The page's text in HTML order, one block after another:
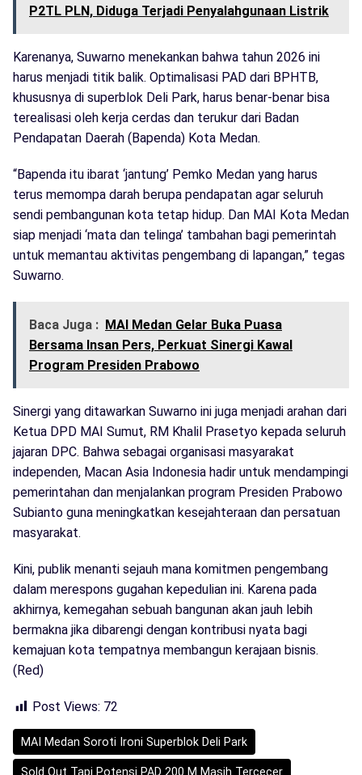
P2TL PLN, Diduga Terjadi Penyalahgunaan Listrik
Karenanya, Suwarno menekankan bahwa tahun 2026 ini
harus menjadi titik balik. Optimalisasi PAD dari BPHTB,
khususnya di superblok Deli Park, harus benar-benar bisa
terealisasi oleh kerja cerdas dan terukur dari Badan
Pendapatan Daerah (Bapenda) Kota Medan.
“Bapenda itu ibarat ‘jantung’ Pemko Medan yang harus
terus memompa darah berupa pendapatan agar seluruh
sendi pembangunan kota tetap hidup. Dan MAI Kota Medan
siap menjadi ‘mata dan telinga’ tambahan bagi pemerintah
untuk memantau aktivitas pengembang di lapangan,” tegas
Suwarno.
Baca Juga : MAI Medan Gelar Buka Puasa
Bersama Insan Pers, Perkuat Sinergi Kawal
Program Presiden Prabowo
Sinergi yang ditawarkan Suwarno ini juga menjadi arahan dari
Ketua DPD MAI Sumut, RM Khalil Prasetyo kepada seluruh
jajaran DPC. Bahwa sebagai organisasi masyarakat
independen, Macan Asia Indonesia hadir untuk mendampingi
pemerintahan dan menjalankan program Presiden Prabowo
Subianto guna meningkatkan kesejahteraan dan persatuan
masyarakat.
Kini, publik menanti sejauh mana komitmen pengembang
dalam merespons gugahan kepedulian ini. Karena pada
akhirnya, kemegahan sebuah bangunan akan jauh lebih
bermakna jika dibarengi dengan kontribusi nyata bagi
kemajuan kota tempatnya membangun kerajaan bisnis.
(Red)
Post Views: 72
MAI Medan Soroti Ironi Superblok Deli Park
Sold Out Tapi Potensi PAD 200 M Masih Tercecer